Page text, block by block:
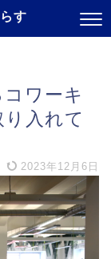
す
ワーキ
入れて
2023年12月6日